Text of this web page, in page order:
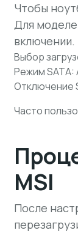
Чтобы
Для
Выбор
Режим SATA:
Отключение
Часто
MSI
После